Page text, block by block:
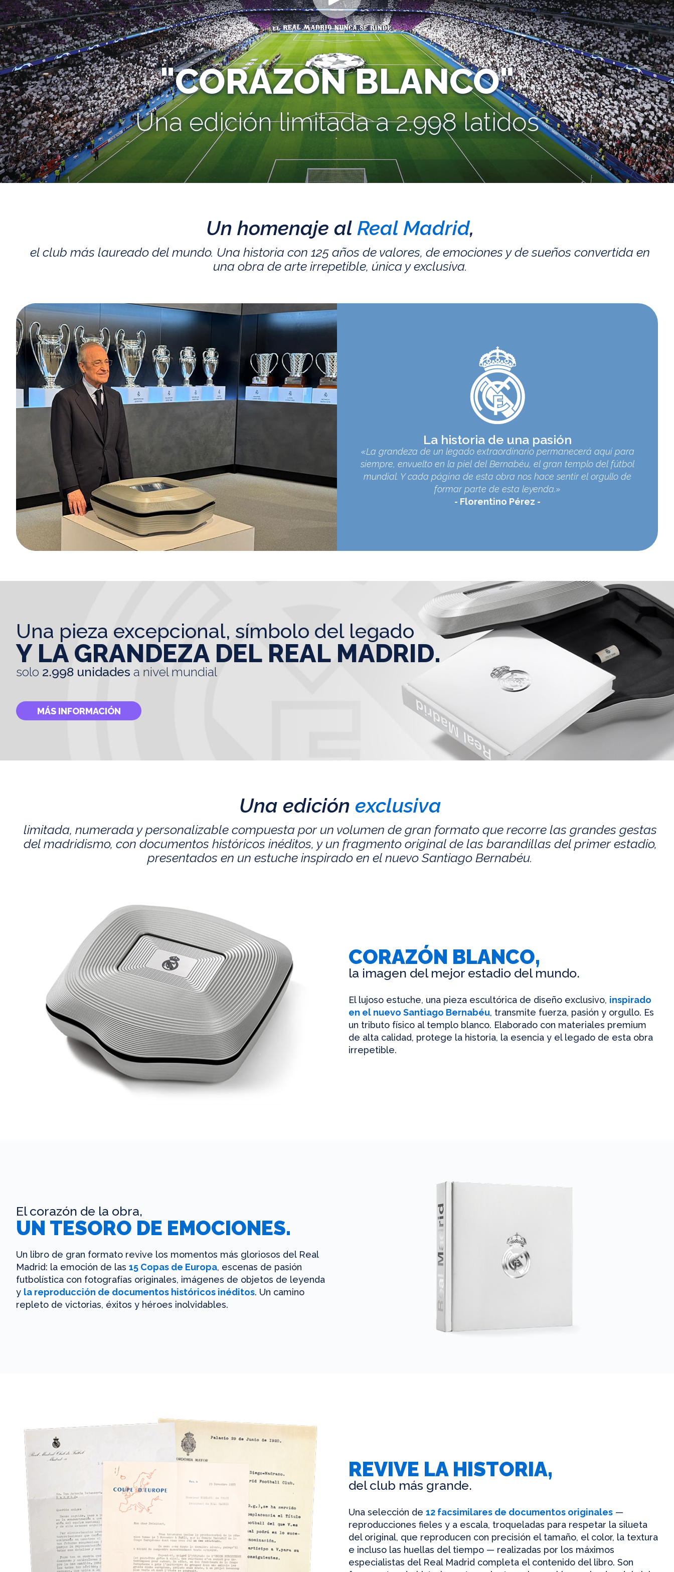
"CORAZÓN BLANCO"
Una edición limitada a 2.998 latidos
Un homenaje al Real Madrid,
el club más laureado del mundo. Una historia con 125 años de valores, de emociones y de sueños convertida en
una obra de arte irrepetible, única y exclusiva.
La historia de una pasión
«La grandeza de un legado extraordinario permanecerá aquí para
siempre, envuelto en la piel del Bernabéu, el gran templo del fútbol
mundial. Y cada página de esta obra nos hace sentir el orgullo de
formar parte de esta leyenda.»
Florentino Pérez
una pieza excepcional, símbolo del legado
Y LA GRANDEZA DEL REAL MADRID.
solo 2.998 unidades a nivel mundial
MÁS INFORMACIÓN
Una edición exclusiva
limitada, numerada y personalizable compuesta por un volumen de gran formato que recorre las grandes gestas
del madridismo, con documentos históricos inéditos, y un fragmento original de las barandillas del primer estadio,
presentados en un estuche inspirado en el nuevo Santiago Bernabéu.
CORAZÓN BLANCO,
la imagen del mejor estadio del mundo.
El lujoso estuche, una pieza escultórica de diseño exclusivo, inspirado
en el nuevo Santiago Bernabéu, transmite fuerza, pasión y orgullo. Es
un tributo físico al templo blanco. Elaborado con materiales premium
de alta calidad, protege la historia, la esencia y el legado de esta obra
irrepetible.
El corazón de la obra,
UN TESORO DE EMOCIONES.
Un libro de gran formato revive los momentos más gloriosos del Real
Madrid: la emoción de las 15 Copas de Europa, escenas de pasión
futbolística con fotografías originales, imágenes de objetos de leyenda
y la reproducción de documentos históricos inéditos. Un camino
repleto de victorias, éxitos y héroes inolvidables.
REVIVE LA HISTORIA,
del club más grande.
Una selección de 12 facsimilares de documentos originales —
reproducciones fieles y a escala, troqueladas para respetar la silueta
del original, que reproducen con precisión el tamaño, el color, la textura
e incluso las huellas del tiempo — realizadas por los máximos
especialistas del Real Madrid completa el contenido del libro. Son